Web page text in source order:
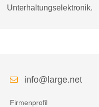
Unterhaltungselektronik.
info@large.net
Firmenprofil